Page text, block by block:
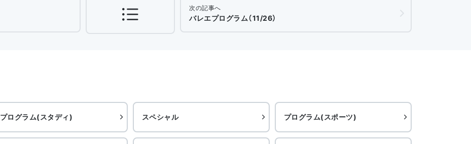
次の記事へ
バレエプログラム（11/26）
プログラム(スタディ) スペシャル プログラム(スポーツ)